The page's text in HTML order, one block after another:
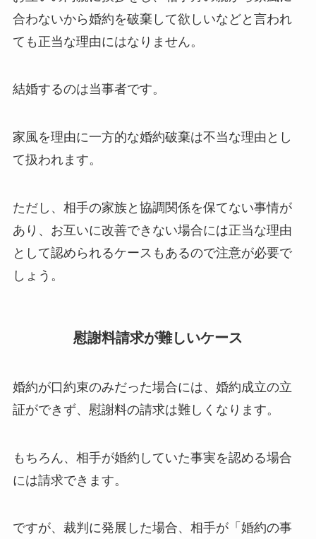
合わないから婚約を破棄して欲しいなどと言われ
ても正当な理由にはなりません。
結婚するのは当事者です。
家風を理由に一方的な婚約破棄は不当な理由とし
て扱われます。
ただし、相手の家族と協調関係を保てない事情が
あり、お互いに改善できない場合には正当な理由
として認められるケースもあるので注意が必要で
しょう。
慰謝料請求が難しいケース
婚約が口約束のみだった場合には、婚約成立の立
証ができず、慰謝料の請求は難しくなります。
もちろん、相手が婚約していた事実を認める場合
には請求できます。
ですが、裁判に発展した場合、相手が「婚約の事